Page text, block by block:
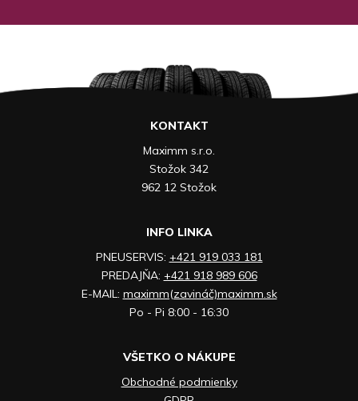
KONTAKT
Maximm s.r.o.
Stožok 342
962 12 Stožok
INFO LINKA
PNEUSERVIS: +421 919 033 181
PREDAJŇA: +421 918 989 606
E-MAIL: maximm(zavináč)maximm.sk
Po - Pi 8:00 - 16:30
VŠETKO O NÁKUPE
Obchodné podmienky